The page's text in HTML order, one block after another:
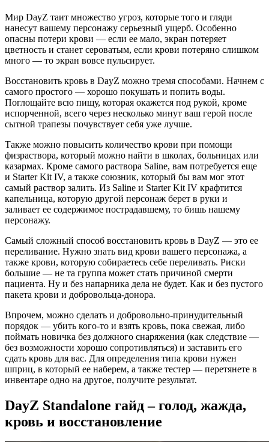
Мир DayZ таит множество угроз, которые того и гляди
нанесут вашему персонажу серьезный ущерб. Особенно
опасны потери крови — если ее мало, экран потеряет
цветность и станет сероватым, если крови потеряно слишком
много — то экран вовсе пульсирует.
Восстановить кровь в DayZ можно тремя способами. Начнем с
самого простого — хорошо покушать и попить воды.
Поглощайте всю пищу, которая окажется под рукой, кроме
испорченной, всего через несколько минут ваш герой после
сытной трапезы почувствует себя уже лучше.
Также можно повысить количество крови при помощи
физраствора, который можно найти в школах, больницах или
казармах. Кроме самого раствора Saline, вам потребуется еще
и Starter Kit IV, а также союзник, который бы вам мог этот
самый раствор залить. Из Saline и Starter Kit IV крафтится
капельница, которую другой персонаж берет в руки и
заливает ее содержимое пострадавшему, то бишь нашему
персонажу.
Самый сложный способ восстановить кровь в DayZ — это ее
переливание. Нужно знать вид крови вашего персонажа, а
также крови, которую собираетесь себе переливать. Риски
большие — не та группа может стать причиной смерти
пациента. Ну и без напарника дела не будет. Как и без пустого
пакета крови и добровольца-донора.
Впрочем, можно сделать и добровольно-принудительный
порядок — убить кого-то и взять кровь, пока свежая, либо
поймать новичка без должного снаряжения (как следствие —
без возможности хорошо сопротивляться) и заставить его
сдать кровь для вас. Для определения типа крови нужен
шприц, в который ее наберем, а также тестер — перетянете в
инвентаре одно на другое, получите результат.
DayZ Standalone гайд – голод, жажда,
кровь и восстановление